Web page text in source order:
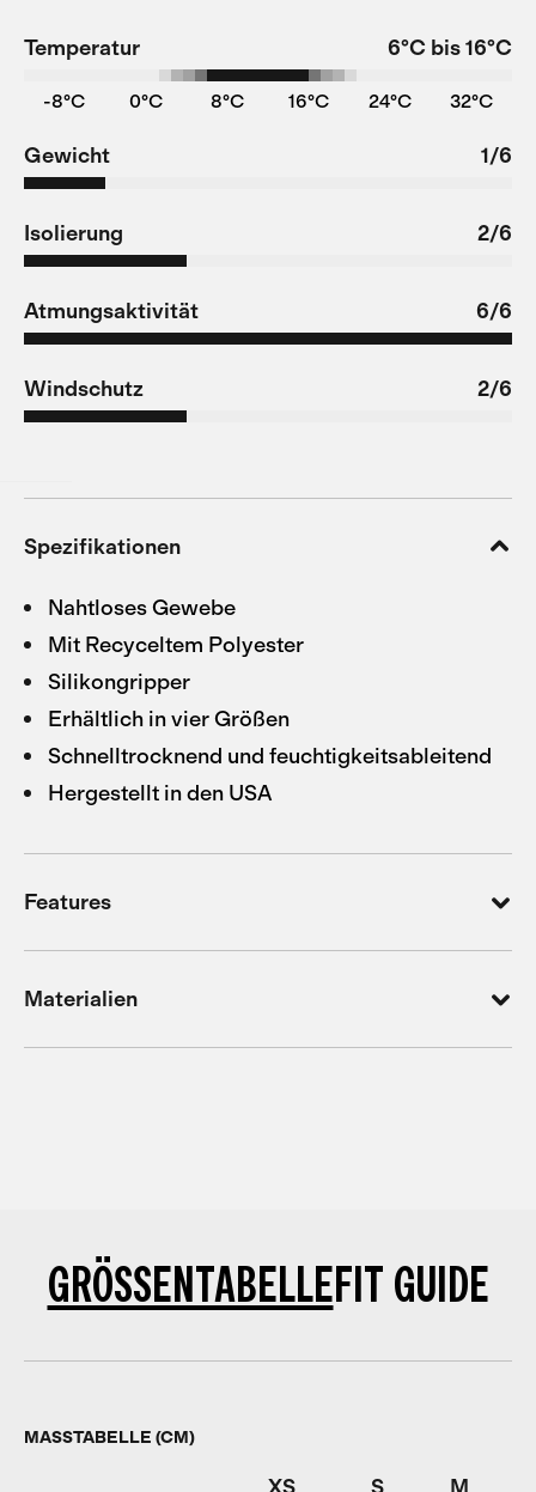
Temperatur 6°C bis 16°C
-8°C 0°C 8°C 16°C 24°C 32°C
Gewicht 1/6
Isolierung 2/6
Atmungsaktivität 6/6
Windschutz 2/6
Spezifikationen
Nahtloses Gewebe
Mit Recyceltem Polyester
Silikongripper
Erhältlich in vier Größen
Schnelltrocknend und feuchtigkeitsableitend
Hergestellt in den USA
Features
Materialien
GRÖSSENTABELLEFIT GUIDE
MASSTABELLE (CM)